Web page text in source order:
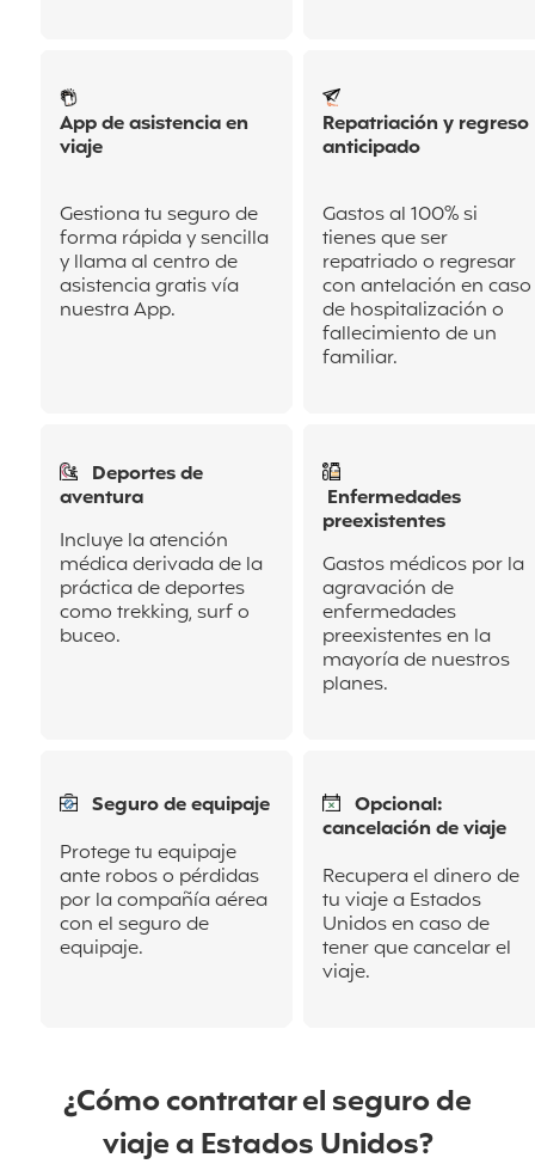
App de asistencia en
viaje
Gestiona tu seguro de
forma rápida y sencilla
y llama al centro de
asistencia gratis vía
nuestra App.
Repatriación y regreso
anticipado
Gastos al 100% si
tienes que ser
repatriado o regresar
con antelación en caso
de hospitalización o
fallecimiento de un
familiar.
Deportes de
aventura
Incluye la atención
médica derivada de la
práctica de deportes
como trekking, surf o
buceo.
Enfermedades
preexistentes
Gastos médicos por la
agravación de
enfermedades
preexistentes en la
mayoría de nuestros
planes.
Seguro de equipaje
Protege tu equipaje
ante robos o pérdidas
por la compañía aérea
con el seguro de
equipaje.
Opcional:
cancelación de viaje
Recupera el dinero de
tu viaje a Estados
Unidos en caso de
tener que cancelar el
viaje.
¿Cómo contratar el seguro de
viaje a Estados Unidos?